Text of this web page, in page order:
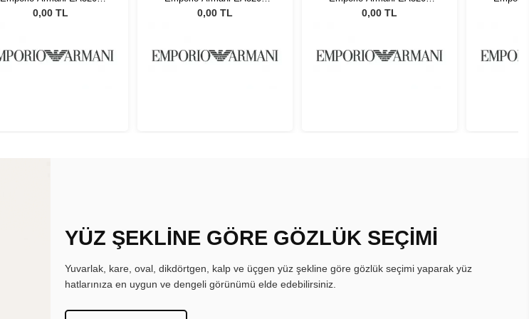
5741 44
0,00 TL
5741 44
0,00 TL
5741 44
0,00 TL
YÜZ ŞEKLİNE GÖRE GÖZLÜK SEÇİMİ
Yuvarlak, kare, oval, dikdörtgen, kalp ve üçgen yüz şekline göre gözlük seçimi yaparak yüz
hatlarınıza en uygun ve dengeli görünümü elde edebilirsiniz.